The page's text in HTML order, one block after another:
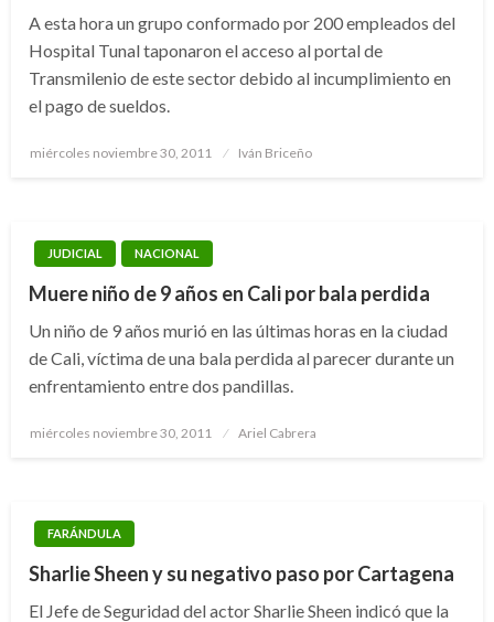
A esta hora un grupo conformado por 200 empleados del
Hospital Tunal taponaron el acceso al portal de
Transmilenio de este sector debido al incumplimiento en
el pago de sueldos.
Publicado
miércoles noviembre 30, 2011 Iván Briceño
JUDICIAL NACIONAL
Muere niño de 9 años en Cali por bala perdida
Un niño de 9 años murió en las últimas horas en la ciudad
de Cali, víctima de una bala perdida al parecer durante un
enfrentamiento entre dos pandillas.
Publicado
miércoles noviembre 30, 2011 Ariel Cabrera
FARÁNDULA
Sharlie Sheen y su negativo paso por Cartagena
El Jefe de Seguridad del actor Sharlie Sheen indicó que la